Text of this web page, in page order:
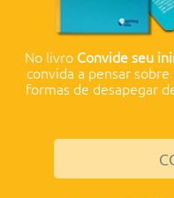
No livro Convide seu
convida a pensar
formas de desapegar